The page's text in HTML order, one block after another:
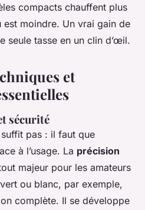
compacts chauffent plus
est moindre. Un vrai gain de
seule tasse en un clin d’œil.
et
sécurité
pas : il faut que
à l’usage. La précision
majeur pour les amateurs
ou blanc, par exemple,
complète. Il se développe